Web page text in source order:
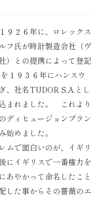
９２６年に、ロレックス
フ氏が時計製造会社（ヴ
）との提携によって登記
１９３６年にハンスウ
、社名TUDOR S.A.とし
まれました。 これより
ディヒュージョンブラン
始めました。
ムで面白いのが、イギリ
にイギリスで一番権力を
あやかって命名したこと
した事からその薔薇のエ